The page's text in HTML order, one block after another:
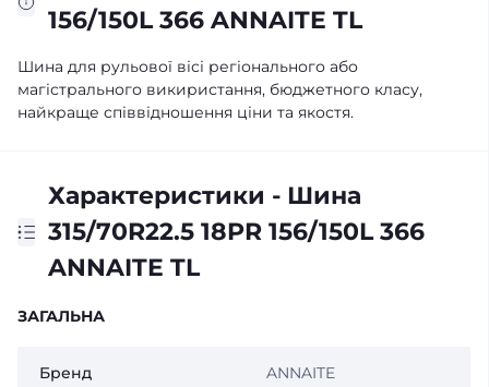
156/150L 366 ANNAITE TL
Шина для рульової вісі регіонального або
магістрального викиристання, бюджетного класу,
найкраще співвідношення ціни та якостя.
Характеристики - Шина
315/70R22.5 18PR 156/150L 366
ANNAITE TL
ЗАГАЛЬНА
Бренд ANNAITE